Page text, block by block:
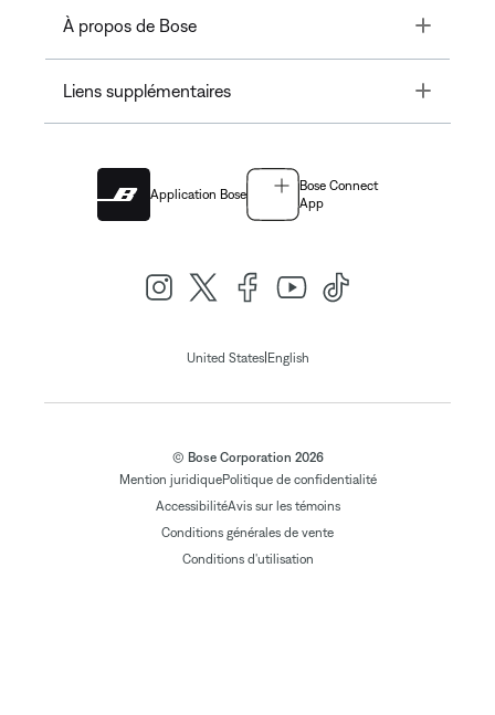
À propos de Bose Toggle
Liens supplémentaires Toggle
Application Bose
Bose Connect
App
United States| English
© Bose Corporation 2026
Mention juridiquePolitique de confidentialité
AccessibilitéAvis sur les témoins
Conditions générales de vente
Conditions d'utilisation